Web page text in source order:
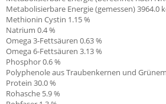
Metabolisierbare Energie (gemessen) 3964.0
Methionin Cystin 1.15%
Natrium 0.4 %
Omega 3-Fettsäuren 0.63 %
Omega 6-Fettsäuren 3.13 %
Phosphor 0.6 %
Polyphenole aus Traubenkernen und
Protein 30.0 %
Rohasche 5.9 %